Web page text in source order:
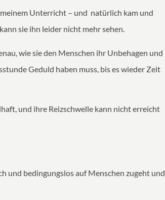
Unterricht – und natürlich kam und
sie ihn leider nicht mehr sehen.
wie sie den Menschen ihr Unbehagen und
Geduld haben muss, bis es wieder Zeit
und ihre Reizschwelle kann nicht erreicht
und bedingungslos auf Menschen zugeht und